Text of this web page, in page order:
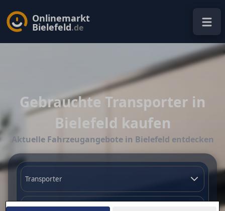
Onlinemarkt
Bielefeld.de
Gebrauchte Transporter in
Bielefeld kaufen
Aktuelle Fahrzeugangebote in Bielefeld entdecken